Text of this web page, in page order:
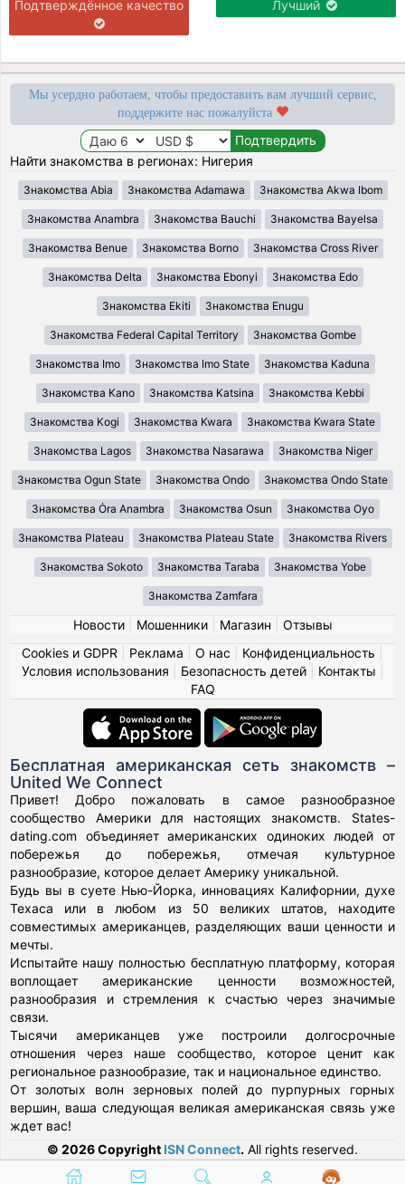
Подтверждённое качество Лучший
Мы усердно работаем, чтобы предоставить вам лучший сервис,
поддержите нас пожалуйста
Найти знакомства в регионах: Нигерия
Знакомства Abia Знакомства Adamawa Знакомства Akwa Ibom
Знакомства Anambra Знакомства Bauchi Знакомства Bayelsa
Знакомства Benue Знакомства Borno Знакомства Cross River
Знакомства Delta Знакомства Ebonyi Знакомства Edo
Знакомства Ekiti Знакомства Enugu
Знакомства Federal Capital Territory Знакомства Gombe
Знакомства Imo Знакомства Imo State Знакомства Kaduna
Знакомства Kano Знакомства Katsina Знакомства Kebbi
Знакомства Kogi Знакомства Kwara Знакомства Kwara State
Знакомства Lagos Знакомства Nasarawa Знакомства Niger
Знакомства Ogun State Знакомства Ondo Знакомства Ondo State
Знакомства Ȯra Anambra Знакомства Osun Знакомства Oyo
Знакомства Plateau Знакомства Plateau State Знакомства Rivers
Знакомства Sokoto Знакомства Taraba Знакомства Yobe
Знакомства Zamfara
Новости| Мошенники| Магазин
Отзывы
Cookies и GDPR
Реклама О нас Конфиденциальность
Условия использования
Безопасность детей| Контакты
FAQ
Бесплатная американская сеть знакомств –
United We Connect
Привет! Добро пожаловать в самое разнообразное
сообщество Америки для настоящих знакомств. States-
dating.com объединяет американских одиноких людей от
побережья до побережья, отмечая культурное
разнообразие, которое делает Америку уникальной.
Будь вы в суете Нью-Йорка, инновациях Калифорнии, духе
Техаса или в любом из 50 великих штатов, находите
совместимых американцев, разделяющих ваши ценности и
мечты.
Испытайте нашу полностью бесплатную платформу, которая
воплощает американские ценности возможностей,
разнообразия и стремления к счастью через значимые
связи.
Тысячи американцев уже построили долгосрочные
отношения через наше сообщество, которое ценит как
региональное разнообразие, так и национальное единство.
От золотых волн зерновых полей до пурпурных горных
вершин, ваша следующая великая американская связь уже
ждет вас!
© 2026 Copyright ISN Connect. All rights reserved.